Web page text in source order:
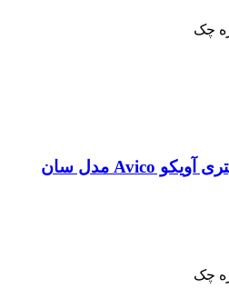
اتوکلاو دندانپزشکی 22 لیتری آویکو Avico مدل سان